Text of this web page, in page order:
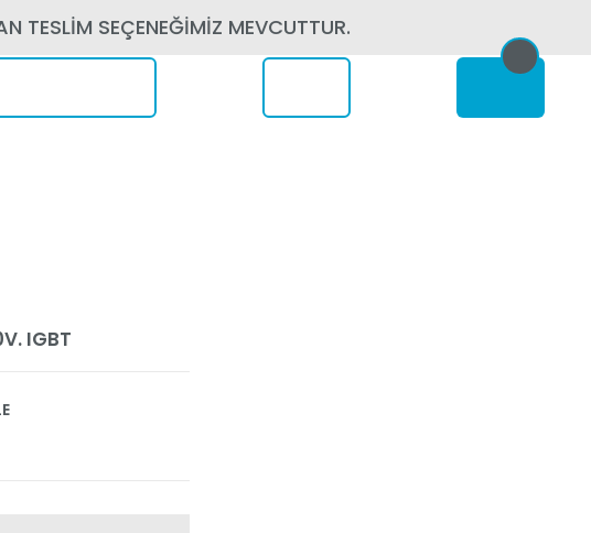
TESLİM SEÇENEĞİMİZ MEVCUTTUR.
IGBT